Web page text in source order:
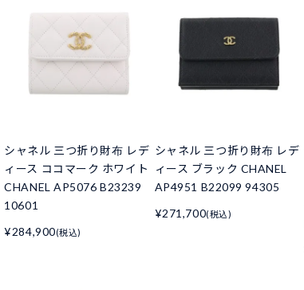
シャネル 三つ折り財布 レデ
ィース ココマーク ホワイト
CHANEL AP5076 B23239
10601
¥284,900(税込)
シャネル 三つ折り財布 レデ
ィース ブラック CHANEL
AP4951 B22099 94305
¥271,700(税込)